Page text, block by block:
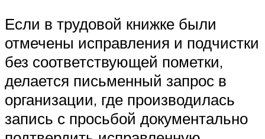
Если в трудовой книжке были
отмечены исправления и подчистки
без соответствующей пометки,
делается письменный запрос в
организации, где производилась
запись с просьбой документально